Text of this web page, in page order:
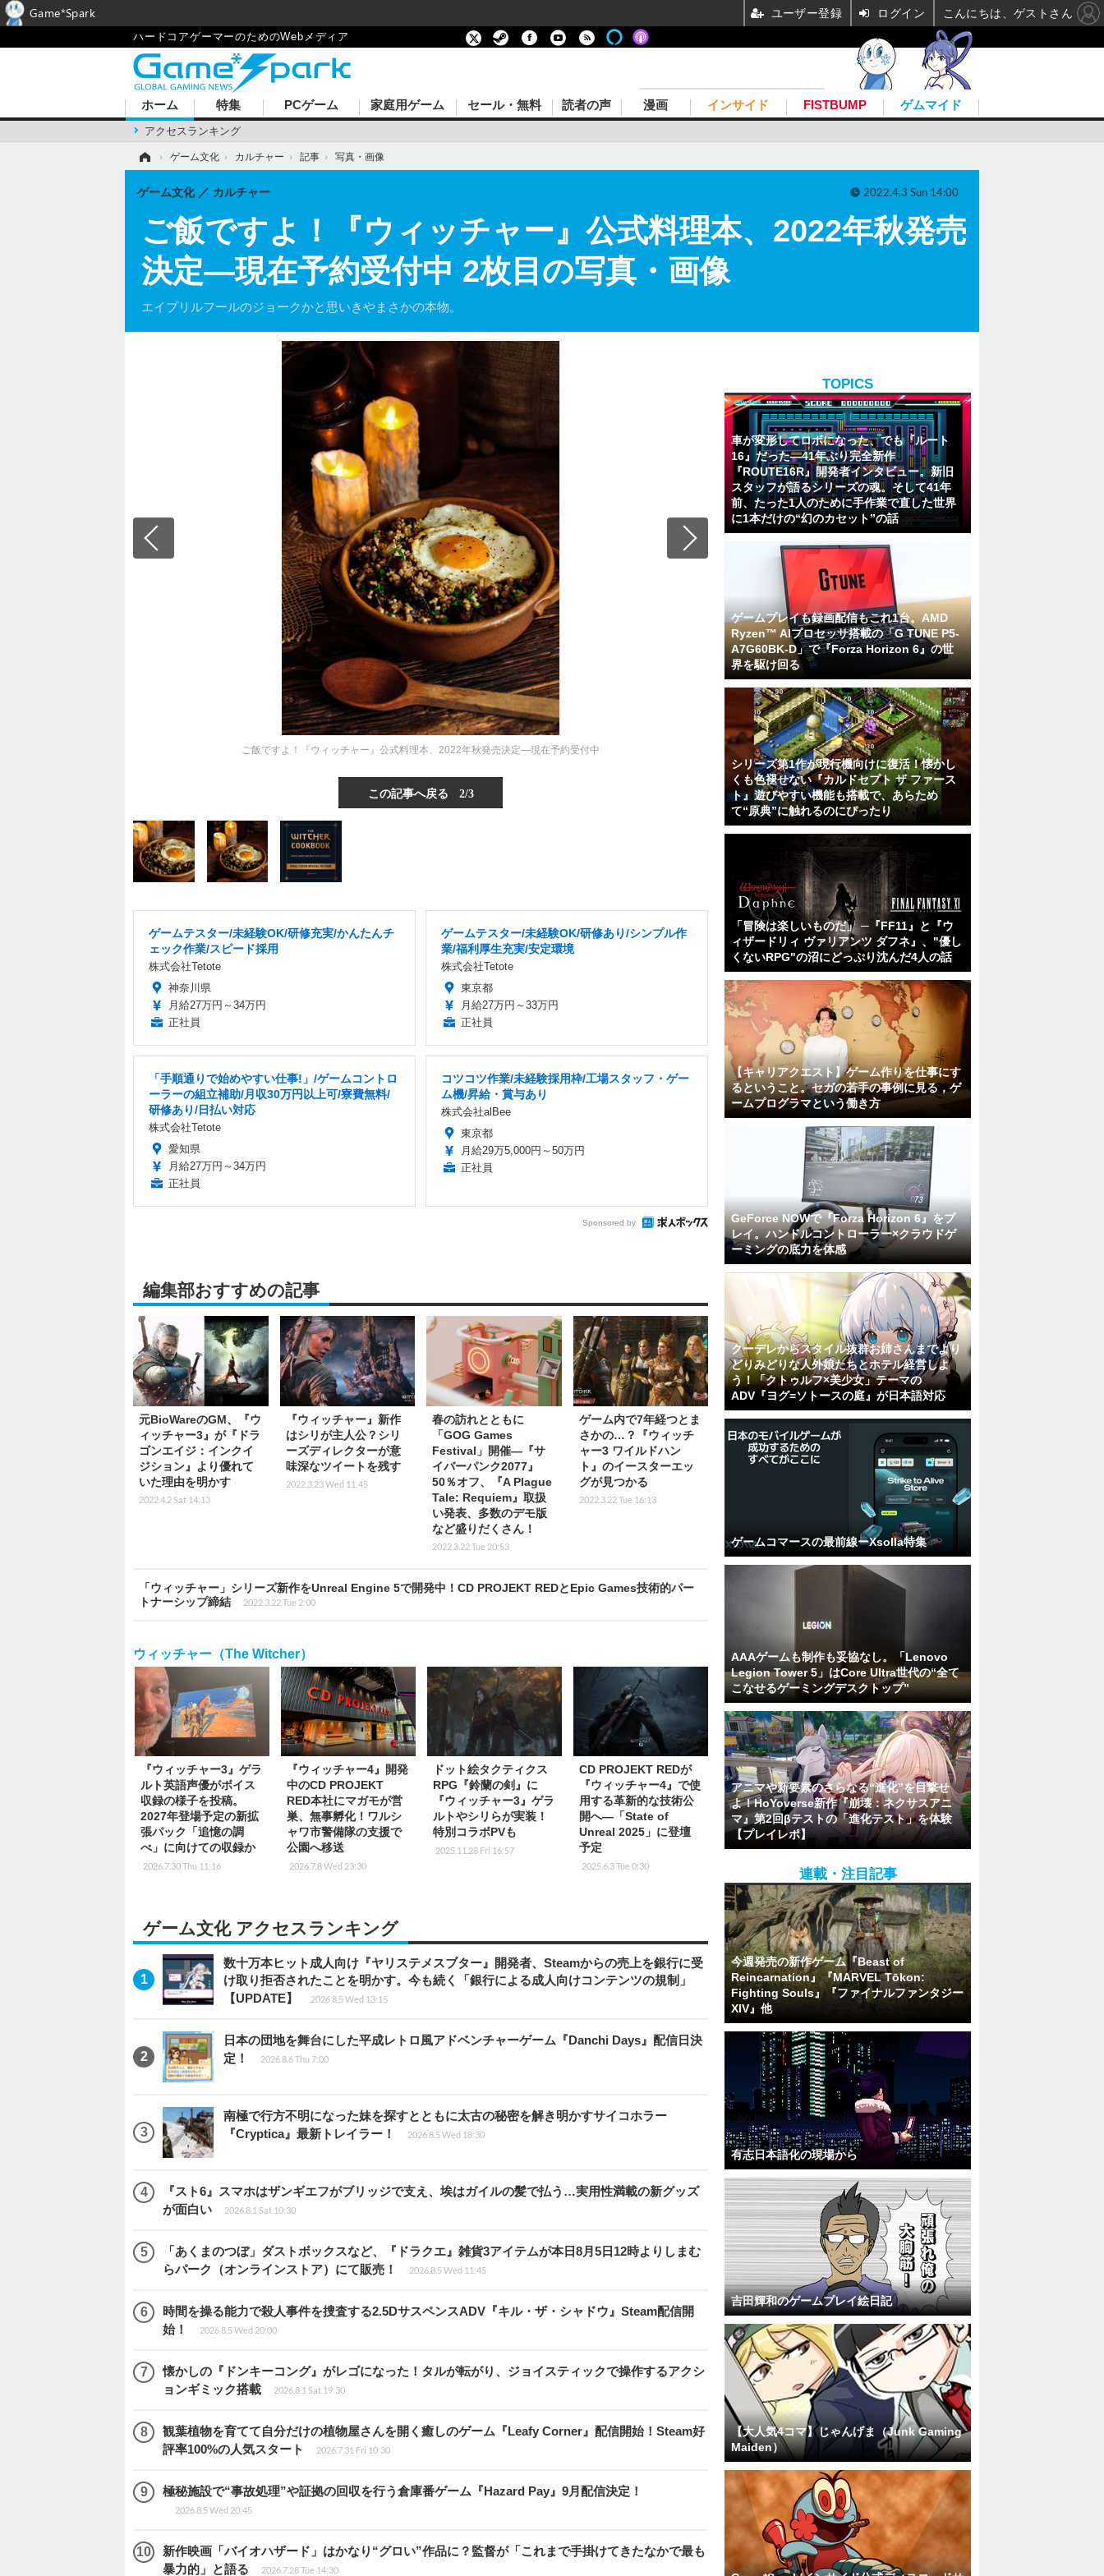
ハードコアゲーマーのためのWebメディア
ホーム
アクセスランキング
特集 PCゲーム 家庭用ゲーム セール・無料 読者の声 漫画 インサイド FISTBUMP ゲムマイド
› ゲーム文化 › カルチャー › 記事 › 写真・画像
ご飯ですよ！『ウィッチャー』公式料理本、2022年秋発売
決定―現在予約受付中 2枚目の写真・画像
エイプリルフールのジョークかと思いきやまさかの本物。
ゲーム文化 カルチャー 2022.4.3 Sun 14:00
ご飯ですよ！『ウィッチャー』公式料理本、2022年秋発売決定―現在予約受付中
この記事へ戻る 2/3
ゲームテスター/未経験OK/研修充実/かんたんチ
ェック作業/スピード採用
株式会社Tetote
神奈川県
月給27万円～34万円
正社員
ゲームテスター/未経験OK/研修あり/シンプル作
業/福利厚生充実/安定環境
株式会社Tetote
東京都
月給27万円～33万円
正社員
「手順通りで始めやすい仕事!」/ゲームコントロ
ーラーの組立補助/月収30万円以上可/寮費無料/
研修あり/日払い対応
株式会社Tetote
愛知県
月給27万円～34万円
正社員
コツコツ作業/未経験採用枠/工場スタッフ・ゲー
ム機/昇給・賞与あり
株式会社alBee
東京都
月給29万5,000円～50万円
正社員
Sponsored by
編集部おすすめの記事
元BioWareのGM、『ウ
ィッチャー3』が『ドラ
ゴンエイジ：インクイ
ジション』より優れて
いた理由を明かす
2022.4.2 Sat 14:13
『ウィッチャー』新作
はシリが主人公？シリ
ーズディレクターが意
味深なツイートを残す
2022.3.23 Wed 11:45
春の訪れとともに
「GOG Games
Festival」開催―『サ
イバーパンク2077』
50％オフ、『A Plague
Tale: Requiem』取扱
い発表、多数のデモ版
など盛りだくさん！
2022.3.22 Tue 20:53
ゲーム内で7年経つとま
さかの…？『ウィッチ
ャー3 ワイルドハン
ト』のイースターエッ
グが見つかる
2022.3.22 Tue 16:13
「ウィッチャー」シリーズ新作をUnreal Engine 5で開発中！CD PROJEKT REDとEpic Games技術的パー
トナーシップ締結
2022.3.22 Tue 2:00
ウィッチャー（The Witcher）
『ウィッチャー3』ゲラ
ルト英語声優がボイス
収録の様子を投稿。
2027年登場予定の新拡
張パック「追憶の調
べ」に向けての収録か
2026.7.30 Thu 11:16
『ウィッチャー4』開発
中のCD PROJEKT
RED本社にマガモが営
巣、無事孵化！ワルシ
ャワ市警備隊の支援で
公園へ移送
2026.7.8 Wed 23:30
ドット絵タクティクス
RPG『鈴蘭の剣』に
『ウィッチャー3』ゲラ
ルトやシリらが実装！
特別コラボPVも
2025.11.28 Fri 16:57
CD PROJEKT REDが
『ウィッチャー4』で使
用する革新的な技術公
開へ―「State of
Unreal 2025」に登壇
予定
2025.6.3 Tue 0:30
ゲーム文化 アクセスランキング
数十万本ヒット成人向け『ヤリステメスブター』開発者、Steamからの売上を銀行に受
け取り拒否されたことを明かす。今も続く「銀行による成人向けコンテンツの規制」
【UPDATE】
2026.8.5 Wed 13:15
日本の団地を舞台にした平成レトロ風アドベンチャーゲーム『Danchi Days』配信日決
定！
2026.8.6 Thu 7:00
南極で行方不明になった妹を探すとともに太古の秘密を解き明かすサイコホラー
『Cryptica』最新トレイラー！
2026.8.5 Wed 18:30
『スト6』スマホはザンギエフがブリッジで支え、埃はガイルの髪で払う…実用性満載の新グッズ
が面白い
2026.8.1 Sat 10:30
「あくまのつぼ」ダストボックスなど、『ドラクエ』雑貨3アイテムが本日8月5日12時よりしまむ
らパーク（オンラインストア）にて販売！
2026.8.5 Wed 11:45
時間を操る能力で殺人事件を捜査する2.5DサスペンスADV『キル・ザ・シャドウ』Steam配信開
始！
2026.8.5 Wed 20:00
懐かしの『ドンキーコング』がレゴになった！タルが転がり、ジョイスティックで操作するアクシ
ョンギミック搭載
2026.8.1 Sat 19:30
観葉植物を育てて自分だけの植物屋さんを開く癒しのゲーム『Leafy Corner』配信開始！Steam好
評率100%の人気スタート
2026.7.31 Fri 10:30
極秘施設で“事故処理”や証拠の回収を行う倉庫番ゲーム『Hazard Pay』9月配信決定！
2026.8.5 Wed 20:45
新作映画「バイオハザード」はかなり“グロい”作品に？監督が「これまで手掛けてきたなかで最も
暴力的」と語る
2026.7.28 Tue 14:30
TOPICS
車が変形してロボになった、でも『ルート
16』だった―41年ぶり完全新作
『ROUTE16R』開発者インタビュー。新旧
スタッフが語るシリーズの魂。そして41年
前、たった1人のために手作業で直した世界
に1本だけの“幻のカセット”の話
ゲームプレイも録画配信もこれ1台。AMD
Ryzen™ AIプロセッサ搭載の「G TUNE P5-
A7G60BK-D」で『Forza Horizon 6』の世
界を駆け回る
シリーズ第1作が現行機向けに復活！懐かし
くも色褪せない『カルドセプト ザ ファース
ト』遊びやすい機能も搭載で、あらため
て“原典”に触れるのにぴったり
「冒険は楽しいものだ」 ─『FF11』と『ウ
ィザードリィ ヴァリアンツ ダフネ』、"優し
くないRPG"の沼にどっぷり沈んだ4人の話
【キャリアクエスト】ゲーム作りを仕事にす
るということ。セガの若手の事例に見る，ゲ
ームプログラマという働き方
GeForce NOWで『Forza Horizon 6』をプ
レイ。ハンドルコントローラー×クラウドゲ
ーミングの底力を体感
クーデレからスタイル抜群お姉さんまでより
どりみどりな人外娘たちとホテル経営しよ
う！「クトゥルフ×美少女」テーマの
ADV『ヨグ=ソトースの庭』が日本語対応
ゲームコマースの最前線ーXsolla特集
AAAゲームも制作も妥協なし。「Lenovo
Legion Tower 5」はCore Ultra世代の“全て
こなせるゲーミングデスクトップ”
アニマや新要素のさらなる“進化”を目撃せ
よ！HoYoverse新作『崩壊：ネクサスアニ
マ』第2回βテストの「進化テスト」を体験
【プレイレポ】
連載・注目記事
今週発売の新作ゲーム『Beast of
Reincarnation』『MARVEL Tōkon:
Fighting Souls』『ファイナルファンタジー
XIV』他
有志日本語化の現場から
吉田輝和のゲームプレイ絵日記
【大人気4コマ】じゃんげま（Junk Gaming
Maiden）
Game*Spark ユーザー登録 ログイン こんにちは、ゲストさん